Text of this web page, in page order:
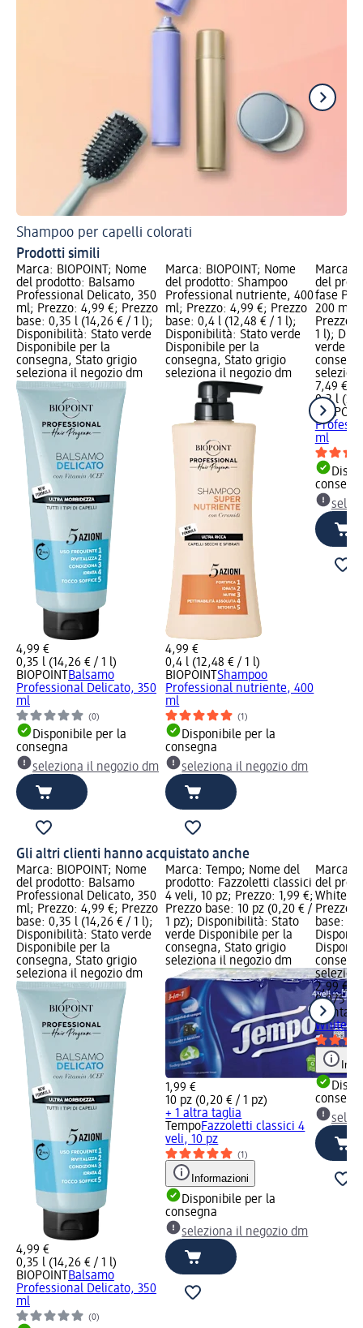
Shampoo per capelli colorati
Prodotti simili
Marca: BIOPOINT; Nome
del prodotto: Balsamo
Professional Delicato, 350
ml; Prezzo: 4,99 €; Prezzo
base: 0,35 l (14,26 € / 1 l);
Disponibilità: Stato verde
Disponibile per la
consegna, Stato grigio
seleziona il negozio dm
4,99 €
0,35 l (14,26 € / 1 l)
BIOPOINT Balsamo
Professional Delicato, 350
ml
(0)
Disponibile per la
consegna
seleziona il negozio dm
Marca: BIOPOINT; Nome
del prodotto: Shampoo
Professional nutriente, 400
ml; Prezzo: 4,99 €; Prezzo
base: 0,4 l (12,48 € / 1 l);
Disponibilità: Stato verde
Disponibile per la
consegna, Stato grigio
seleziona il negozio dm
4,99 €
0,4 l (12,48 € / 1 l)
BIOPOINT Shampoo
Professional nutriente, 400
ml
(1)
Disponibile per la
consegna
seleziona il negozio dm
Marca:
del
fase
200 ml;
Prezzo
1 l);
verde
7,49 €
0,2 l
ml
Gli altri clienti hanno acquistato anche
Marca: BIOPOINT; Nome
del prodotto: Balsamo
Professional Delicato, 350
ml; Prezzo: 4,99 €; Prezzo
base: 0,35 l (14,26 € / 1 l);
Disponibilità: Stato verde
Disponibile per la
consegna, Stato grigio
seleziona il negozio dm
4,99 €
0,35 l (14,26 € / 1 l)
BIOPOINT Balsamo
Professional Delicato, 350
ml
(0)
Marca: Tempo; Nome del
prodotto: Fazzoletti classici
4 veli, 10 pz; Prezzo: 1,99 €;
Prezzo base: 10 pz (0,20 € /
1 pz); Disponibilità: Stato
verde Disponibile per la
consegna, Stato grigio
seleziona il negozio dm
1,99 €
10 pz (0,20 € / 1 pz)
+ 1 altra taglia
TempoFazzoletti classici 4
veli, 10 pz
(1)
Informazioni
Disponibile per la
consegna
seleziona il negozio dm
Marca:
del
White
Prezzo:
base:
2,99 €
0,075 l
White